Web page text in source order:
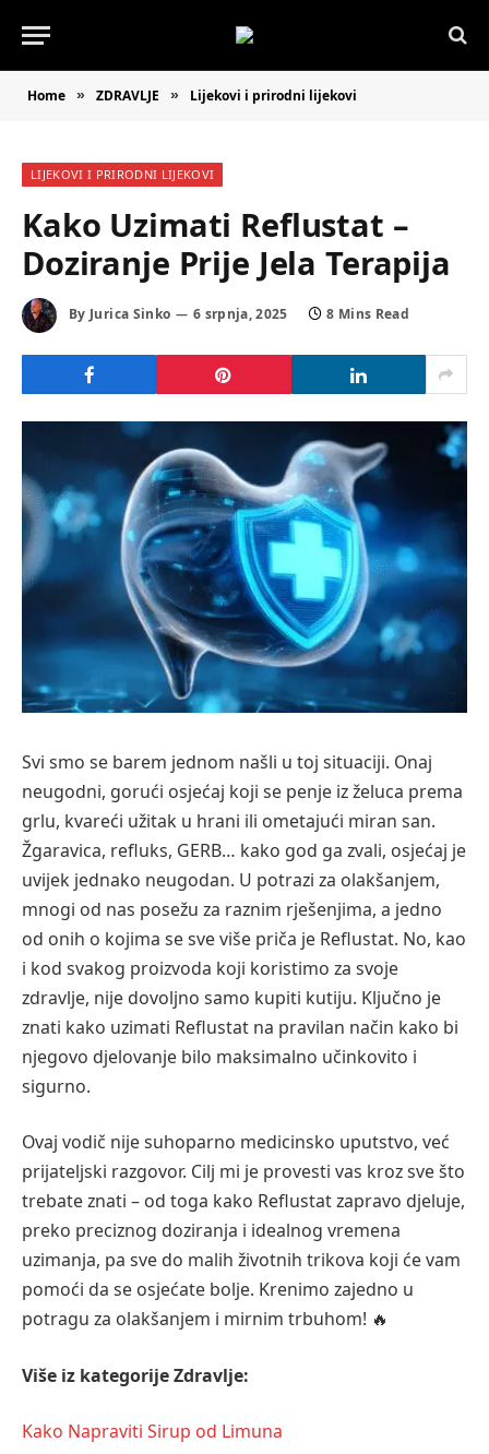
Home » ZDRAVLJE » Lijekovi i prirodni lijekovi
LIJEKOVI I PRIRODNI LIJEKOVI
Kako Uzimati Reflustat –
Doziranje Prije Jela Terapija
By Jurica Sinko 6 srpnja, 2025 8 Mins Read
Svi smo se barem jednom našli u toj situaciji. Onaj
neugodni, gorući osjećaj koji se penje iz želuca prema
grlu, kvareći užitak u hrani ili ometajući miran san.
Žgaravica, refluks, GERB… kako god ga zvali, osjećaj je
uvijek jednako neugodan. U potrazi za olakšanjem,
mnogi od nas posežu za raznim rješenjima, a jedno
od onih o kojima se sve više priča je Reflustat. No, kao
i kod svakog proizvoda koji koristimo za svoje
zdravlje, nije dovoljno samo kupiti kutiju. Ključno je
znati kako uzimati Reflustat na pravilan način kako bi
njegovo djelovanje bilo maksimalno učinkovito i
sigurno.
Ovaj vodič nije suhoparno medicinsko uputstvo, već
prijateljski razgovor. Cilj mi je provesti vas kroz sve što
trebate znati – od toga kako Reflustat zapravo djeluje,
preko preciznog doziranja i idealnog vremena
uzimanja, pa sve do malih životnih trikova koji će vam
pomoći da se osjećate bolje. Krenimo zajedno u
potragu za olakšanjem i mirnim trbuhom! 🔥
Više iz kategorije Zdravlje:
Kako Napraviti Sirup od Limuna